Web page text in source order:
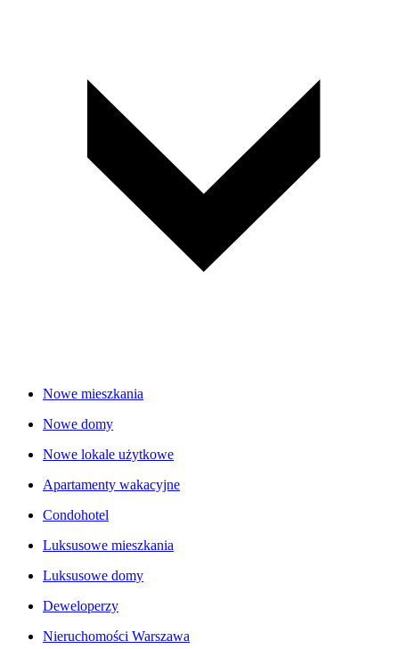
Nowe mieszkania
Nowe domy
Nowe lokale użytkowe
Apartamenty wakacyjne
Condohotel
Luksusowe mieszkania
Luksusowe domy
Deweloperzy
Nieruchomości Warszawa